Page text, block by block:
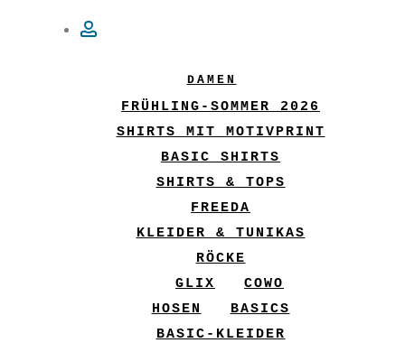
DAMEN
FRÜHLING-SOMMER 2026
SHIRTS MIT MOTIVPRINT
BASIC SHIRTS
SHIRTS & TOPS
FREEDA
KLEIDER & TUNIKAS
RÖCKE
GLIX
COWO
HOSEN
BASICS
BASIC-KLEIDER